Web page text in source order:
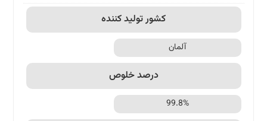
کشور تولید کننده
آلمان
درصد خلوص
99.8%